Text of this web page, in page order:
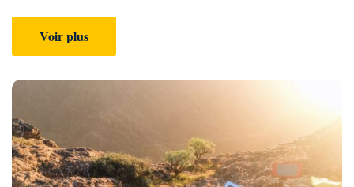
Voir plus